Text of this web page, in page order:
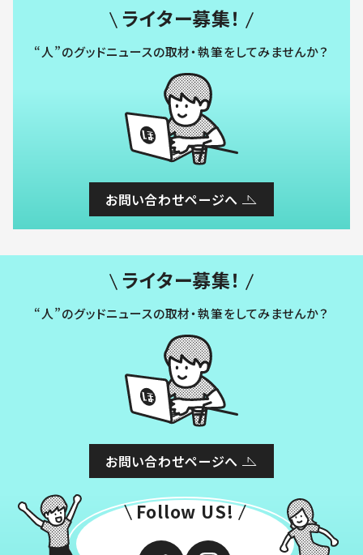
ライター募集！
“人”のグッドニュースの取材・執筆をしてみませんか？
お問い合わせページへ
ライター募集！
“人”のグッドニュースの取材・執筆をしてみませんか？
お問い合わせページへ
Follow US!